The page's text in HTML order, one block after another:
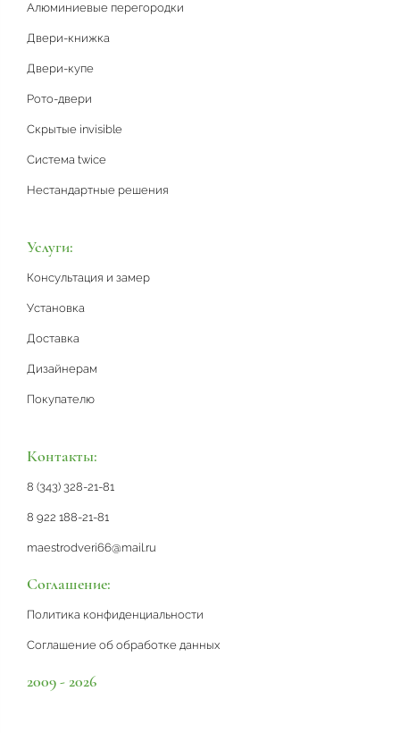
Алюминиевые перегородки
Двери-книжка
Двери-купе
Рото-двери
Скрытые invisible
Система twice
Нестандартные решения
Услуги:
Консультация и замер
Установка
Доставка
Дизайнерам
Покупателю
Контакты:
8 (343) 328-21-81
8 922 188-21-81
maestrodveri66@mail.ru
Соглашение:
Политика конфиденциальности
Соглашение об обработке данных
2009 - 2026